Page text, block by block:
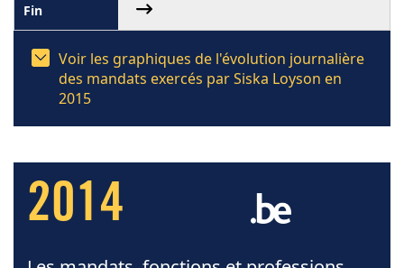
Voir les graphiques de l'évolution journalière
des mandats exercés par Siska Loyson en
2015
2014